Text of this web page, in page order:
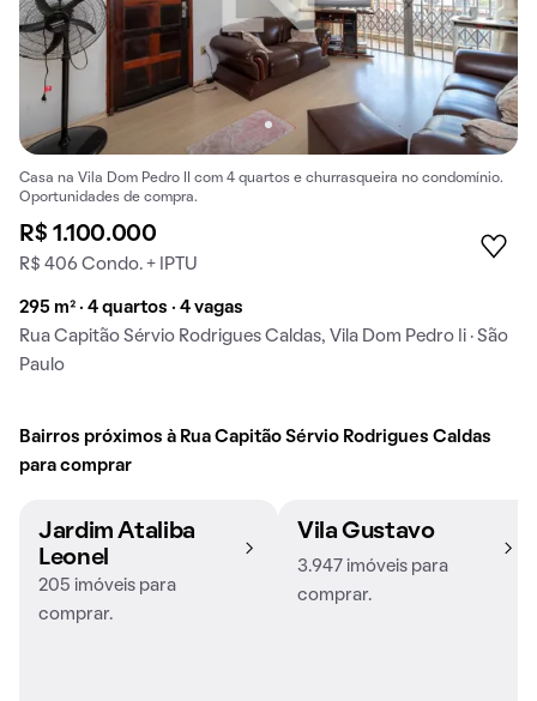
Casa na Vila Dom Pedro II com 4 quartos e churrasqueira no condomínio.
Oportunidades de compra.
R$ 1.100.000
R$ 406 Condo. + IPTU
295 m² · 4 quartos · 4 vagas
Rua Capitão Sérvio Rodrigues Caldas, Vila Dom Pedro Ii · São
Paulo
Bairros próximos à Rua Capitão Sérvio Rodrigues Caldas
para comprar
Jardim Ataliba
Leonel
205 imóveis para
comprar.
Vila Gustavo
3.947 imóveis para
comprar.